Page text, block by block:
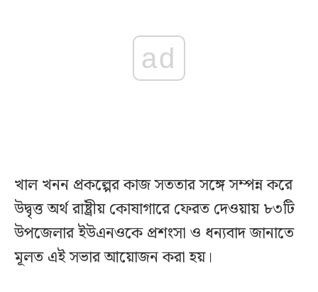
ad
খাল খনন প্রকল্পের কাজ সততার সঙ্গে সম্পন্ন করে
উদ্বৃত্ত অর্থ রাষ্ট্রীয় কোষাগারে ফেরত দেওয়ায় ৮৩টি
উপজেলার ইউএনওকে প্রশংসা ও ধন্যবাদ জানাতে
মূলত এই সভার আয়োজন করা হয়।